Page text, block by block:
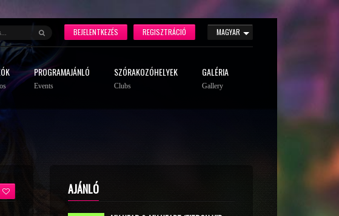
MAGYAR
REGISZTRÁCIÓ
BEJELENTKEZÉS
PROGRAMAJÁNLÓ
Events
SZÓRAKOZÓHELYEK
Clubs
GALÉRIA
Gallery
AJÁNLÓ